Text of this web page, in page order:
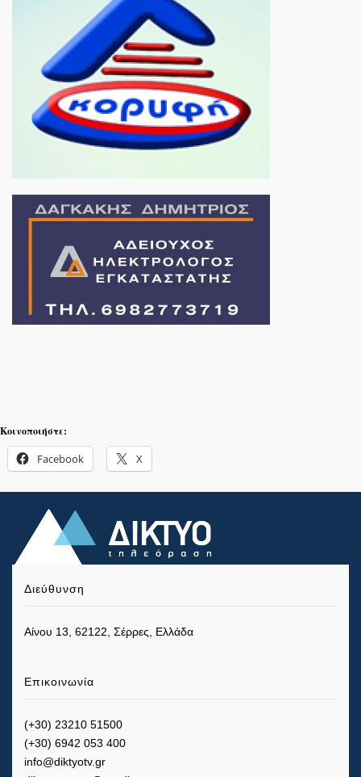
Κοινοποιήστε:
Facebook X
Διεύθυνση
Αίνου 13, 62122, Σέρρες, Ελλάδα
Επικοινωνία
(+30) 23210 51500
(+30) 6942 053 400
info@diktyotv.gr